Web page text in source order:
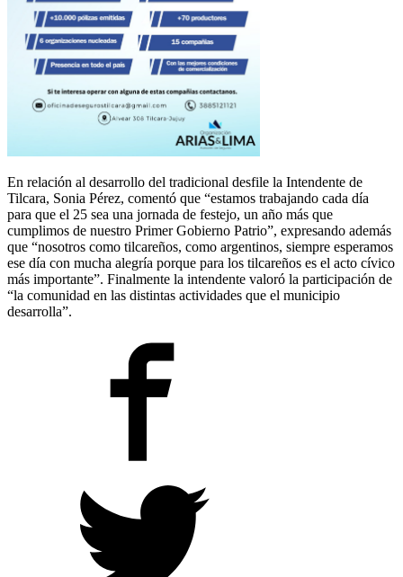
En relación al desarrollo del tradicional desfile la Intendente de
Tilcara, Sonia Pérez, comentó que “estamos trabajando cada día
para que el 25 sea una jornada de festejo, un año más que
cumplimos de nuestro Primer Gobierno Patrio”, expresando además
que “nosotros como tilcareños, como argentinos, siempre esperamos
ese día con mucha alegría porque para los tilcareños es el acto cívico
más importante”. Finalmente la intendente valoró la participación de
“la comunidad en las distintas actividades que el municipio
desarrolla”.